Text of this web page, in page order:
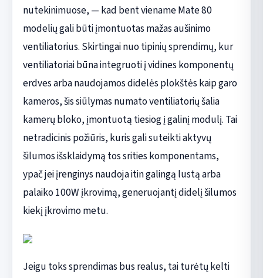
nutekinimuose, — kad bent viename Mate 80
modelių gali būti įmontuotas mažas aušinimo
ventiliatorius. Skirtingai nuo tipinių sprendimų, kur
ventiliatoriai būna integruoti į vidines komponentų
erdves arba naudojamos didelės plokštės kaip garo
kameros, šis siūlymas numato ventiliatorių šalia
kamerų bloko, įmontuotą tiesiog į galinį modulį. Tai
netradicinis požiūris, kuris gali suteikti aktyvų
šilumos išsklaidymą tos srities komponentams,
ypač jei įrenginys naudoja itin galingą lustą arba
palaiko 100W įkrovimą, generuojantį didelį šilumos
kiekį įkrovimo metu.
Jeigu toks sprendimas bus realus, tai turėtų kelti